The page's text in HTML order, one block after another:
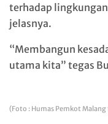
terhadap
jelasnya.
“Membangun
utama kita” tegas
(Foto : Humas Pemkot Malang